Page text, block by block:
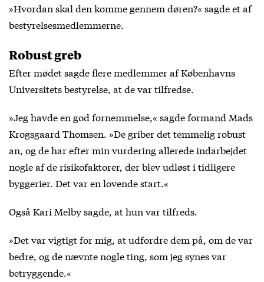
»Hvordan skal den komme gennem døren?« sagde et af
bestyrelsesmedlemmerne.
Robust greb
Efter mødet sagde flere medlemmer af Københavns
Universitets bestyrelse, at de var tilfredse.
»Jeg havde en god fornemmelse,« sagde formand Mads
Krogsgaard Thomsen. »De griber det temmelig robust
an, og de har efter min vurdering allerede indarbejdet
nogle af de risikofaktorer, der blev udløst i tidligere
byggerier. Det var en lovende start.«
Også Kari Melby sagde, at hun var tilfreds.
»Det var vigtigt for mig, at udfordre dem på, om de var
bedre, og de nævnte nogle ting, som jeg synes var
betryggende.«